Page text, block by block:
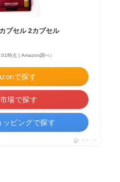
プセル 2カプセル
時点 | Amazon調べ）
で探す
場で探す
ッピングで探す
ポチップ